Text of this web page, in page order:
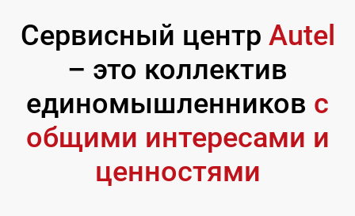
Сервисный центр Autel
– это коллектив
единомышленников с
общими интересами и
ценностями